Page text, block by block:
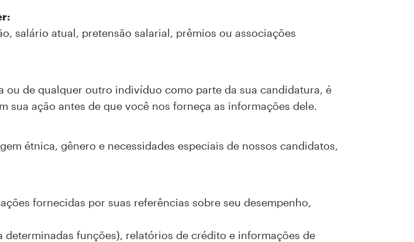
salário atual, pretensão salarial, prêmios ou associações
ou de qualquer outro indivíduo como parte da sua candidatura, é
ação antes de que você nos forneça as informações dele.
étnica, gênero e necessidades especiais de nossos candidatos,
fornecidas por suas referências sobre seu desempenho,
funções), relatórios de crédito e informações de